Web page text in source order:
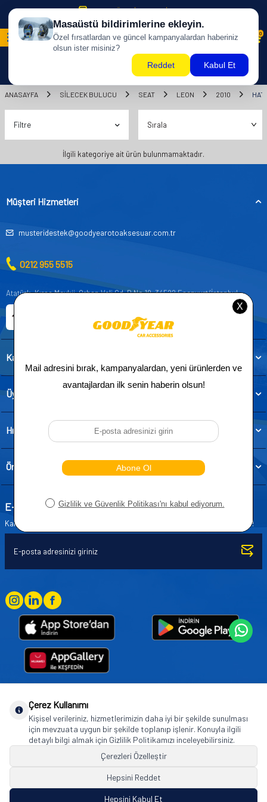
500 TL ÜZERİ KARGO BİZDEN !
0
ANASAYFA SILECEK BULUCU SEAT LEON 2010
Filtre
İlgili kategoriye ait ürün bulunmamaktadır.
Müşteri Hizmetleri
musteridestek@goodyearotoaksesuar.com.tr
0212 955 5515
Atatürk, Kıraç Mevkii, Orhan Veli Cd. D:No:19, 34522 Esenyurt/İstanbul
Kategoriler
Üye
Hızlı Erişim
Önemli Bilgiler
E-Bülten Aboneliği
Kampanya ve yeniliklerden haberdar olmak için e-bültenimize abone olun!
Goodyear (and Winged Foot Design) are trademarks of or licensed to The Goodyear
Tire & Rubber Company used under license by Basbug Group Company,
Istanbul/Türkiye. © 2026 The Goodyear Tire & Rubber Company.
Çerez Kullanımı
Kişisel verileriniz, hizmetlerimizin daha iyi bir şekilde sunulması
için mevzuata uygun bir şekilde toplanıp işlenir. Konuyla ilgili
detaylı bilgi almak için Gizlilik Politikamızı inceleyebilirsiniz.
Çerezleri Özelleştir
Hepsini Reddet
Hepsini Kabul Et